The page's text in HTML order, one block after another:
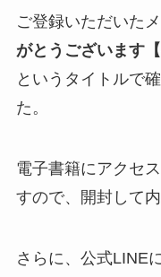
ご登録いただいた
がとうございます
というタイトルで
た。
電子書籍にアクセ
すので、開封して
さらに、公式LINE